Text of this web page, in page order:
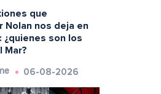
que
Nolan nos deja en
¿quienes son los
Mar?
06-08-2026